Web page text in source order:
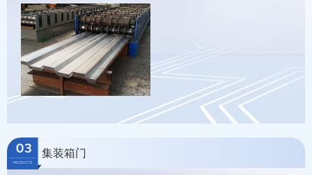
集装箱门